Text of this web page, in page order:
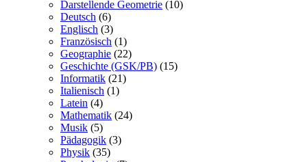
Darstellende Geometrie (10)
Deutsch (6)
Englisch (3)
Französisch (1)
Geographie (22)
Geschichte (GSK/PB) (15)
Informatik (21)
Italienisch (1)
Latein (4)
Mathematik (24)
Musik (5)
Pädagogik (3)
Physik (35)